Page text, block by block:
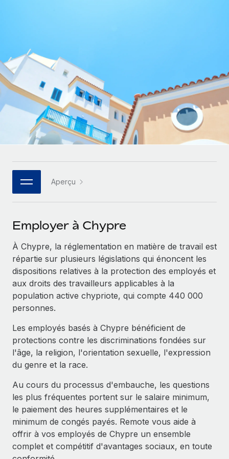
Sous-traitez les opérations complexes liées à l’emploi
INFRASTRUCTURE
Intégration Remote
Intégrez vos RH aux flux de travail en toute simplicité
Plateforme
Connecter
Nouveau
Connectez n'importe quel outil d’IA à Remote grâce à
notre MCP
Intégrations
SERVICES
Demandez aux experts
Recevez des conseils d’experts sur les RH à
l’international et la conformité
Contrôles d’antécédents
Simplifiez vos processus de présélection des
candidats
Remote Watchtower
Gardez un temps d’avance sur les risques en
matière de conformité
Gestion des appareils
Achetez et suivez vos équipements informatiques
dans le monde entier
CROISSANCE
Start-ups
Des solutions agiles et internationales pour les RH et la
paie des entreprises en pleine croissance
Entreprises intermédiaires
Développez vos équipes avec des solutions RH sur
mesure
Entreprise
Les RH à l’international pour les grandes entreprises
Partenaires stratégiques de la tech
Devenir partenaire
Explorez avec nous vos opportunités de partenariat
Bientôt disponible
Conseil en intégrations et automatisations assistées par
ÉTUDES DE CAS
paiement pour vos freelances internationaux
APPRENDRE AVEC REMOTE
Recherche et guides
Études de cas
Checklists et modèles
Descriptions de postes
Événements
Salle de presse
Données sur les salaires et les talents
Centre de ressources
Voir toutes les ressources
BLOG
Paie multipays
EOR et PEO
Gestion des freelances
Taxes
Deutsch
Español
Português (Portugal)
日本語
한국어
Aperçu
Employer à Chypre
À Chypre, la réglementation en matière de travail est
répartie sur plusieurs législations qui énoncent les
dispositions relatives à la protection des employés et
aux droits des travailleurs applicables à la
population active chypriote, qui compte 440 000
personnes.
Les employés basés à Chypre bénéficient de
protections contre les discriminations fondées sur
l'âge, la religion, l'orientation sexuelle, l'expression
du genre et la race.
Au cours du processus d'embauche, les questions
les plus fréquentes portent sur le salaire minimum,
le paiement des heures supplémentaires et le
minimum de congés payés. Remote vous aide à
offrir à vos employés de Chypre un ensemble
complet et compétitif d'avantages sociaux, en toute